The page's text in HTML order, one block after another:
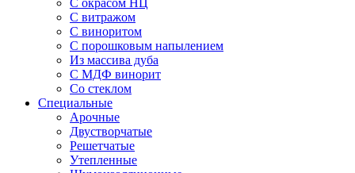
С окрасом НЦ
С витражом
С виноритом
С порошковым напылением
Из массива дуба
С МДФ винорит
Со стеклом
Специальные
Арочные
Двустворчатые
Решетчатые
Утепленные